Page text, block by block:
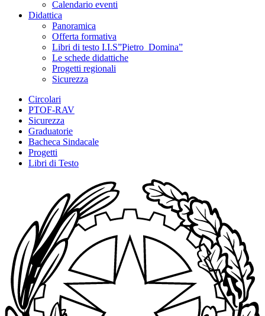
Calendario eventi
Didattica
Panoramica
Offerta formativa
Libri di testo I.I.S”Pietro_Domina”
Le schede didattiche
Progetti regionali
Sicurezza
Circolari
PTOF-RAV
Sicurezza
Graduatorie
Bacheca Sindacale
Progetti
Libri di Testo